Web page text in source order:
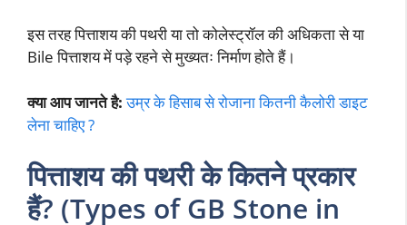
इस तरह पित्ताशय की पथरी या तो कोलेस्ट्रॉल की अधिकता से या
Bile पित्ताशय में पड़े रहने से मुख्यतः निर्माण होते हैं।
क्या आप जानते है: उम्र के हिसाब से रोजाना कितनी कैलोरी डाइट
लेना चाहिए ?
पित्ताशय की पथरी के कितने प्रकार
हैं? (Types of GB Stone in